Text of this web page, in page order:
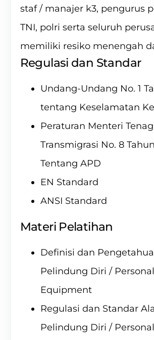
staf / manajer k3, pengurus
TNI, polri serta seluruh
memiliki resiko menengah
Regulasi dan Standar
Undang-Undang No. 1
tentang Keselamatan
Peraturan Menteri
Transmigrasi No. 8
Tentang APD
EN Standard
ANSI Standard
Materi Pelatihan
Definisi dan
Pelindung Diri /
Equipment
Regulasi dan Standar
Pelindung Diri /